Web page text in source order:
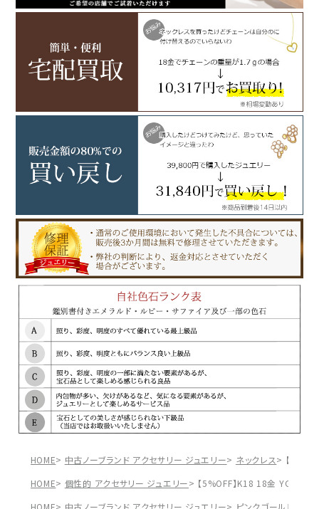
HOME 中古ノーブランド アクセサリー ジュエリー ネックレス
【
HOME
個性的 アクセサリー ジュエリー
【5%OFF】K18 18金 YG イ